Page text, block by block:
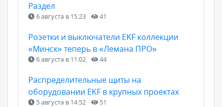
Раздел
6 августа в 15:23 41
Розетки и выключатели EKF коллекции
«Минск» теперь в «Лемана ПРО»
6 августа в 11:02 44
Распределительные щиты на
оборудовании EKF в крупных проектах
5 августа в 14:52 51